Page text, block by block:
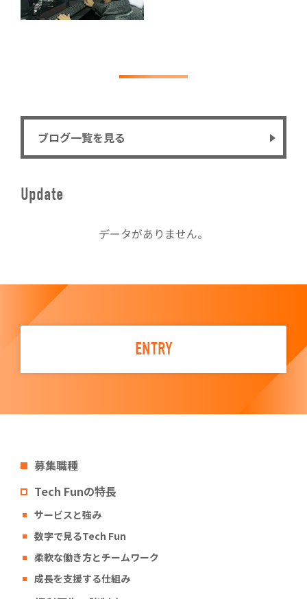
ブログ一覧を見る
Update
データがありません。
ENTRY
募集職種
Tech Funの特長
サービスと強み
数字で見るTech Fun
柔軟な働き方とチームワーク
成長を支援する仕組み